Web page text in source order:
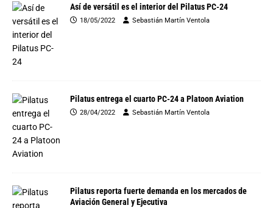
Así de versátil es el interior del Pilatus PC-24
18/05/2022 Sebastián Martín Ventola
Pilatus entrega el cuarto PC-24 a Platoon Aviation
28/04/2022 Sebastián Martín Ventola
Pilatus reporta fuerte demanda en los mercados de
Aviación General y Ejecutiva